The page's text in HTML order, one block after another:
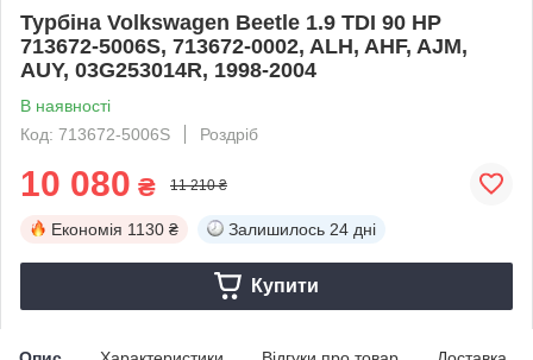
Турбіна Volkswagen Beetle 1.9 TDI 90 HP
713672-5006S, 713672-0002, ALH, AHF, AJM,
AUY, 03G253014R, 1998-2004
В наявності
Код: 713672-5006S
Роздріб
10 080 ₴ 11 210 ₴
Економія 1130 ₴ Залишилось 24 дні
Купити